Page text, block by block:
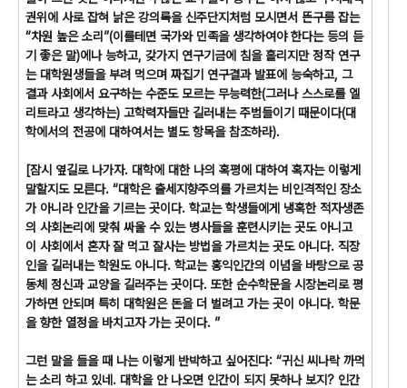
권위에 사로 잡혀 낡은 강의록을 신주단지처럼 모시면서 뜬구름 잡는
“차원 높은 소리”(이를테면 국가와 민족을 생각하여야 한다는 등의 듣
기 좋은 말)에나 능하고, 갖가지 연구기금에 침을 흘리지만 정작 연구
는 대학원생들을 부려 먹으며 짜집기 연구결과 발표에 능숙하고, 그
결과 사회에서 요구하는 수준도 모르는 무능력한(그러나 스스로를 엘
리트라고 생각하는) 고학력자들만 길러내는 주범들이기 때문이다(대
학에서의 전공에 대하여서는 별도 항목을 참조하라).
[잠시 옆길로 나가자. 대학에 대한 나의 혹평에 대하여 혹자는 이렇게
말할지도 모른다. “대학은 출세지향주의를 가르치는 비인격적인 장소
가 아니라 인간을 기르는 곳이다. 학교는 학생들에게 냉혹한 적자생존
의 사회논리에 맞춰 싸울 수 있는 병사들을 훈련시키는 곳도 아니고
이 사회에서 혼자 잘 먹고 잘사는 방법을 가르치는 곳도 아니다. 직장
인을 길러내는 학원도 아니다. 학교는 홍익인간의 이념을 바탕으로 공
동체 정신과 교양을 길러주는 곳이다. 또한 순수학문을 시장논리로 평
가하면 안되며 특히 대학원은 돈을 더 벌려고 가는 곳이 아니다. 학문
을 향한 열정을 바치고자 가는 곳이다. ”
그런 말을 들을 때 나는 이렇게 반박하고 싶어진다: “귀신 씨나락 까먹
는 소리 하고 있네. 대학을 안 나오면 인간이 되지 못하나 보지? 인간